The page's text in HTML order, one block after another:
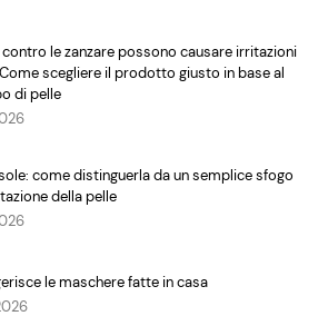
le zanzare possono causare irritazioni
scegliere il prodotto giusto in base al
di pelle
come distinguerla da un semplice sfogo
della pelle
le maschere fatte in casa